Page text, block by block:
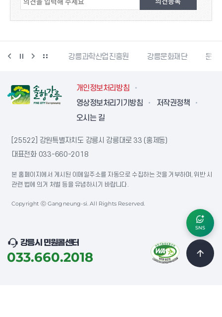
강릉커피축제 강릉과학산업진흥원 강릉문화재단 문서24
개인정보처리방침
영상정보처리기기방침
저작권정책
오시는 길
[25522] 강원특별자치도 강릉시 강릉대로 33 (홍제동)
대표전화 033-660-2018
본 홈페이지에서 게시된 이메일주소를 자동으로 수집하는 것을 거부하며, 위반 시
관련 법에 의거 처벌 등을 유념하시기 바랍니다.
Copyright ⓒ Gangneung-si. All Rights Reserved.
강릉시 민원콜센터
033.660.2018
SNS